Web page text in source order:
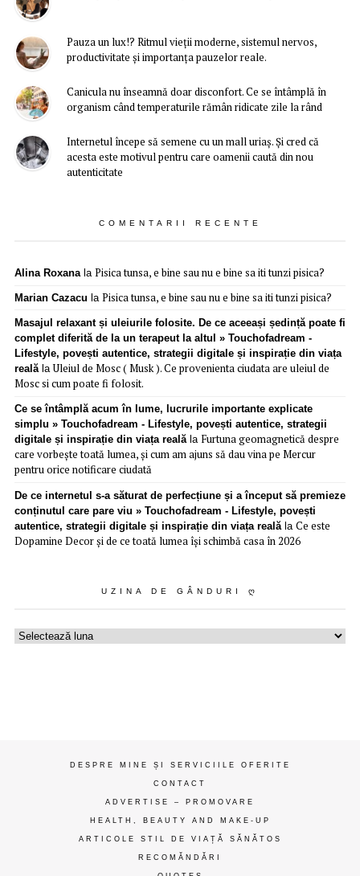
Pauza un lux!? Ritmul vieții moderne, sistemul nervos,
productivitate și importanța pauzelor reale.
Canicula nu înseamnă doar disconfort. Ce se întâmplă în
organism când temperaturile rămân ridicate zile la rând
Internetul începe să semene cu un mall uriaș. Și cred că
acesta este motivul pentru care oamenii caută din nou
autenticitate
COMENTARII RECENTE
Alina Roxanala Pisica tunsa, e bine sau nu e bine sa iti tunzi pisica?
Marian Cazacu la Pisica tunsa, e bine sau nu e bine sa iti tunzi pisica?
Masajul relaxant și uleiurile folosite. De ce aceeași ședință poate fi
complet diferită de la un terapeut la altul » Touchofadream -
Lifestyle, povești autentice, strategii digitale și inspirație din viața
realălaUleiul de Mosc ( Musk ). Ce provenienta ciudata are uleiul de
Mosc si cum poate fi folosit.
Ce se întâmplă acum în lume, lucrurile importante explicate
simplu » Touchofadream - Lifestyle, povești autentice, strategii
digitale și inspirație din viața realăla Furtuna geomagnetică despre
care vorbește toată lumea, și cum am ajuns să dau vina pe Mercur
pentru orice notificare ciudată
De ce internetul s-a săturat de perfecțiune și a început să premieze
conținutul care pare viu » Touchofadream - Lifestyle, povești
autentice, strategii digitale și inspirație din viața realăla Ce este
Dopamine Decor și de ce toată lumea își schimbă casa în 2026
UZINA DE GÂNDURI Ღ
Uzina
DESPRE MINE ȘI SERVICIILE OFERITE
CONTACT
ADVERTISE – PROMOVARE
HEALTH, BEAUTY AND MAKE-UP
ARTICOLE STIL DE VIAȚĂ SĂNĂTOS
RECOMĂNDĂRI